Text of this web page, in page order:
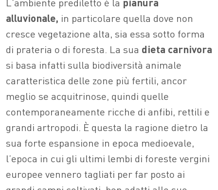
alluvionale, in particolare quella dove non
cresce vegetazione alta, sia essa sotto forma
di prateria o di foresta. La sua dieta carnivora
si basa infatti sulla biodiversità animale
caratteristica delle zone più fertili, ancor
meglio se acquitrinose, quindi quelle
contemporaneamente ricche di anfibi, rettili e
grandi artropodi. È questa la ragione dietro la
sua forte espansione in epoca medioevale,
l’epoca in cui gli ultimi lembi di foreste vergini
europee vennero tagliati per far posto ai